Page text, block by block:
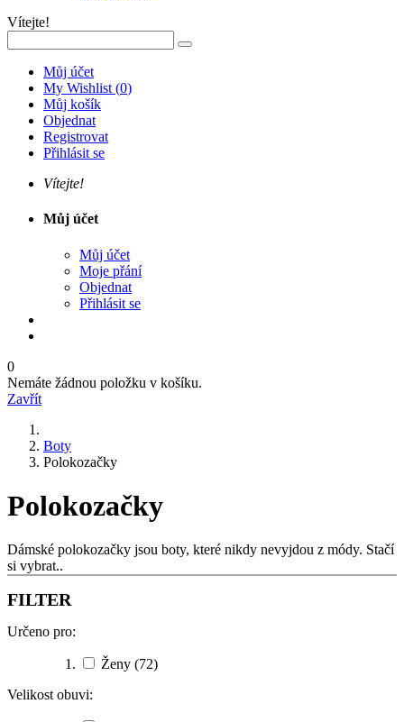
Vítejte!
Můj účet
My Wishlist (0)
Můj košík
Objednat
Registrovat
Přihlásit se
Vítejte!
Můj účet
Můj účet
Moje přání
Objednat
Přihlásit se
0
Nemáte žádnou položku v košíku.
Zavřít
Boty
Polokozačky
Polokozačky
Dámské polokozačky jsou boty, které nikdy nevyjdou z módy. Stačí
si vybrat..
FILTER
Určeno pro:
Ženy (72)
Velikost obuvi: